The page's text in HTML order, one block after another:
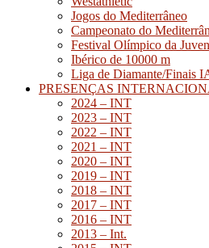
Jogos do Mediterrâneo
Campeonato do
Festival Olímpico da
Ibérico de 10000 m
Liga de Diamante/Finais
PRESENÇAS
2024 – INT
2023 – INT
2022 – INT
2021 – INT
2020 – INT
2019 – INT
2018 – INT
2017 – INT
2016 – INT
2013 – Int.